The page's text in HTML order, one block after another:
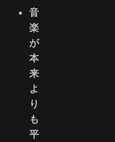
音
楽
が
本
来
よ
り
も
平